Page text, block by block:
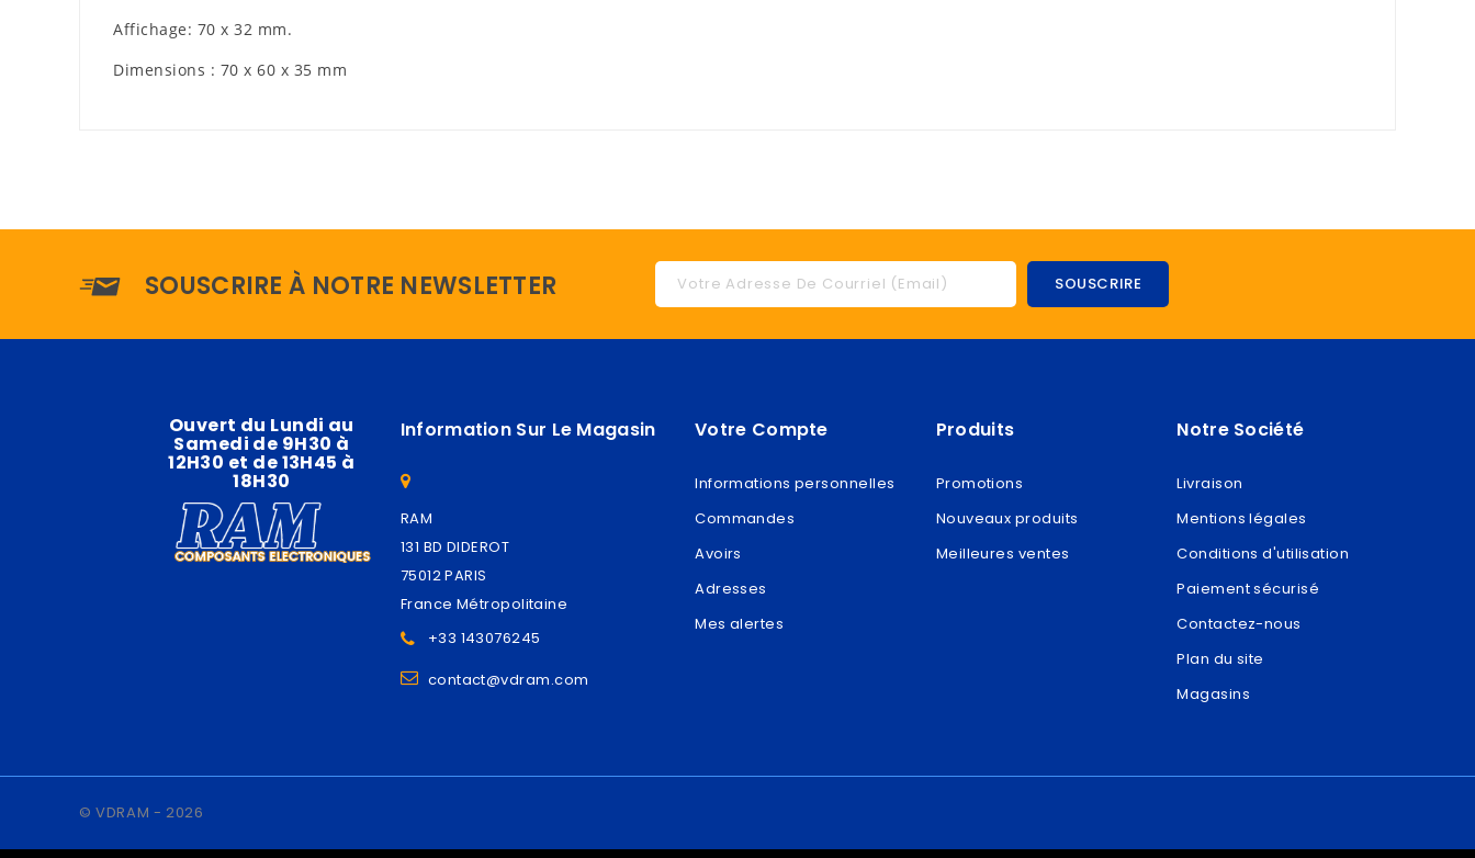
Affichage: 70 x 32 mm.
Dimensions : 70 x 60 x 35 mm
SOUSCRIRE À NOTRE NEWSLETTER
Ouvert du Lundi au
Samedi de 9H30 à
12H30 et de 13H45 à
18H30
Information Sur Le Magasin
RAM
131 BD DIDEROT
75012 PARIS
France Métropolitaine
+33 143076245
contact@vdram.com
Votre Compte
Informations personnelles
Commandes
Avoirs
Adresses
Mes alertes
Produits
Promotions
Nouveaux produits
Meilleures ventes
Notre Société
Livraison
Mentions légales
Conditions d'utilisation
Paiement sécurisé
Contactez-nous
Plan du site
Magasins
© VDRAM - 2026